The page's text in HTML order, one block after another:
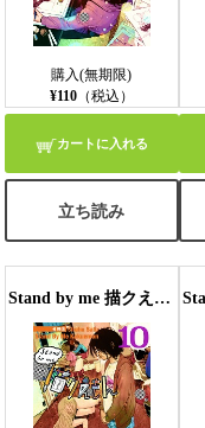
購入(無期限)
¥110（税込）
カートに入れる
立ち読み
Stand by me 描クえもん 分冊版10